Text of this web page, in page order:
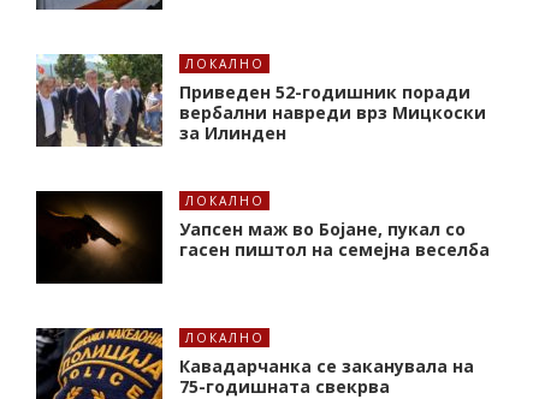
ЛОКАЛНО
Приведен 52-годишник поради
вербални навреди врз Мицкоски
за Илинден
ЛОКАЛНО
Уапсен маж во Бојане, пукал со
гасен пиштол на семејна веселба
ЛОКАЛНО
Кавадарчанка се заканувала на
75-годишната свекрва